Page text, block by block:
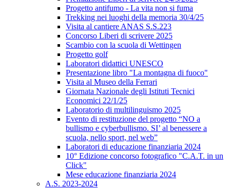
Progetto antifumo - La vita non si fuma
Trekking nei luoghi della memoria 30/4/25
Visita al cantiere ANAS S.S.223
Concorso Liberi di scrivere 2025
Scambio con la scuola di Wettingen
Progetto golf
Laboratori didattici UNESCO
Presentazione libro "La montagna di fuoco"
Visita al Museo della Ferrari
Giornata Nazionale degli Istituti Tecnici
Economici 22/1/25
Laboratorio di multilinguismo 2025
Evento di restituzione del progetto “NO a
bullismo e cyberbullismo. SI’ al benessere a
scuola, nello sport, nel web”
Laboratori di educazione finanziaria 2024
10° Edizione concorso fotografico "C.A.T. in un
Click"
Mese educazione finanziaria 2024
A.S. 2023-2024